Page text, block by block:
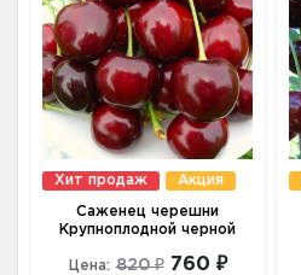
Хит продаж Акция
Саженец черешни
Крупноплодной черной
Цена: 820 ₽ 760 ₽